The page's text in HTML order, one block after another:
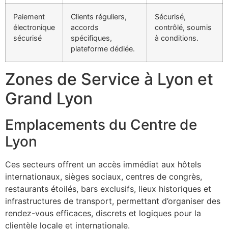
Paiement
électronique
sécurisé
Clients réguliers,
accords
spécifiques,
plateforme dédiée.
Sécurisé,
contrôlé, soumis
à conditions.
Zones de Service à Lyon et
Grand Lyon
Emplacements du Centre de
Lyon
Ces secteurs offrent un accès immédiat aux hôtels
internationaux, sièges sociaux, centres de congrès,
restaurants étoilés, bars exclusifs, lieux historiques et
infrastructures de transport, permettant d’organiser des
rendez-vous efficaces, discrets et logiques pour la
clientèle locale et internationale.